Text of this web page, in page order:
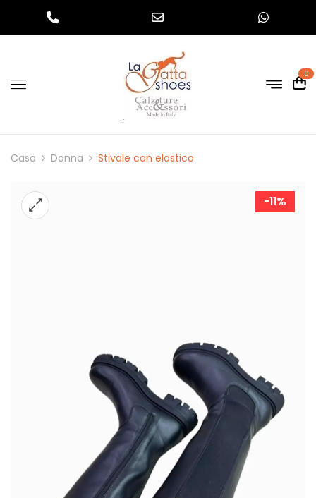
0
Casa Donna Stivale con elastico
-11%